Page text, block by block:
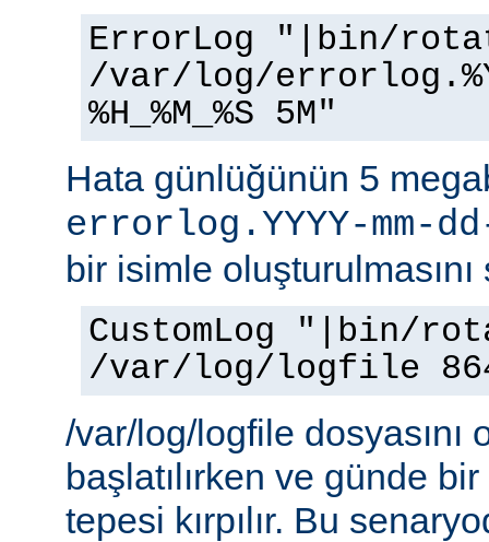
ErrorLog "|bin/
/var/log/
%H_%M_%S 5M"
Hata günlüğünün 5
errorlog.YYYY-mm-dd-
bir isimle oluşturulmasını
CustomLog "|bin/
/var/log/logfile
/var/log/logfile dosyasını
başlatılırken ve günde
tepesi kırpılır. Bu